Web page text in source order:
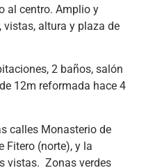
al centro. Amplio y
vistas, altura y plaza de
2 baños, salón
12m reformada hace 4
calles Monasterio de
Fitero (norte), y la
vistas. Zonas verdes